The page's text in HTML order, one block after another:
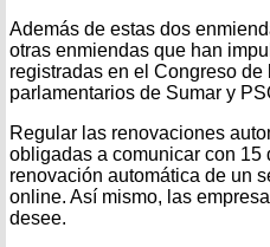
Además de estas dos
otras enmiendas que han
registradas en el Congreso
parlamentarios de Sumar y
Regular las renovaciones
obligadas a comunicar con
renovación automática de un
online. Así mismo, las
desee.